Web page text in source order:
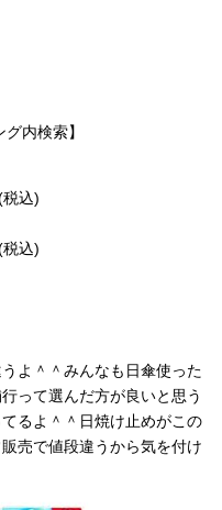
内検索】
込)
込)
よ＾＾みんなも日傘使った
って選んだ方が良いと思う
るよ＾＾日焼け止めがこの
売で値段違うから気を付け